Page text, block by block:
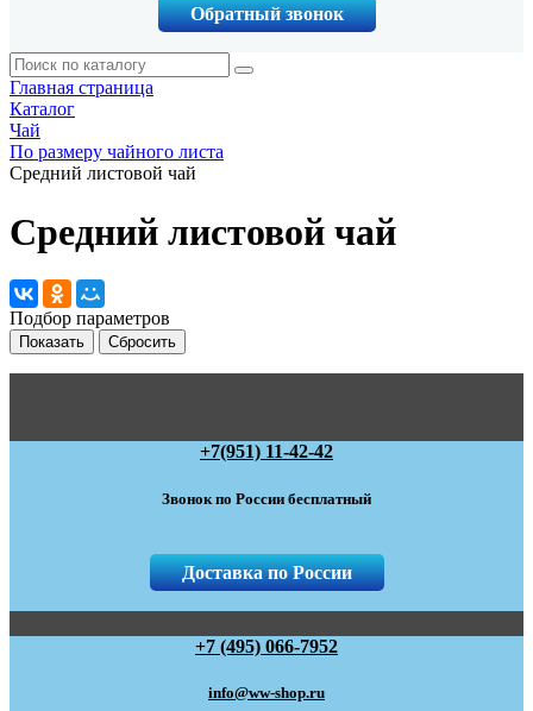
Обратный звонок
Главная страница
Каталог
Чай
По размеру чайного листа
Средний листовой чай
Средний листовой чай
Подбор параметров
+7(951) 11-42-42
Звонок по России бесплатный
Доставка по России
+7 (495) 066-7952
info@ww-shop.ru